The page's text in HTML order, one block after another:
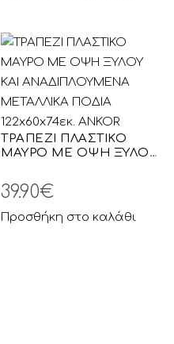
ΤΡΑΠΕΖΙ ΠΛΑΣΤΙΚΟ
ΜΑΥΡΟ ΜΕ ΟΨΗ ΞΥΛΟΥ
ΜΕΤΑΛΛΙΚΑ ΠΟΔΙΑ
122x60x74εκ. ANKOR
39.90€
Προσθήκη στο καλάθι